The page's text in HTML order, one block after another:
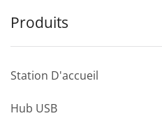
Produits
Station D'accueil
Hub USB